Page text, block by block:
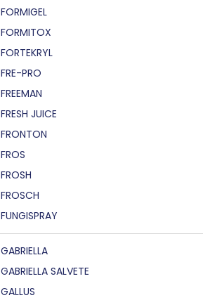
FORMIGEL
FORMITOX
FORTEKRYL
FRE-PRO
FREEMAN
FRESH JUICE
FRONTON
FROS
FROSH
FROSCH
FUNGISPRAY
GABRIELLA
GABRIELLA SALVETE
GALLUS